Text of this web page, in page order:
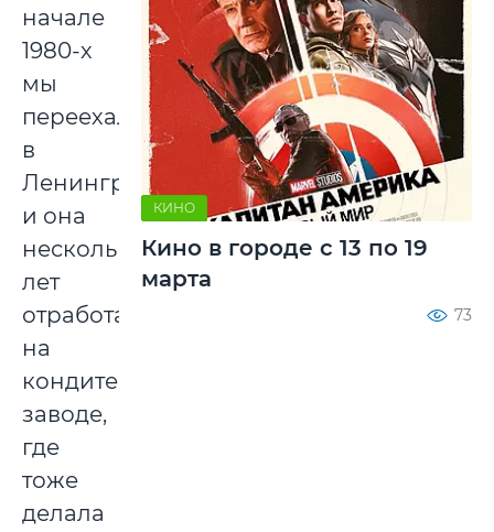
начале
1980-х
мы
переехали
в
Ленинград,
и она
несколько
лет
отработала
на
кондитерском
заводе,
где
тоже
делала
КИНО
Кино в городе с 13 по 19
марта
73